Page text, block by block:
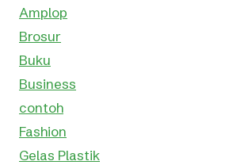
Amplop
Brosur
Buku
Business
contoh
Fashion
Gelas Plastik